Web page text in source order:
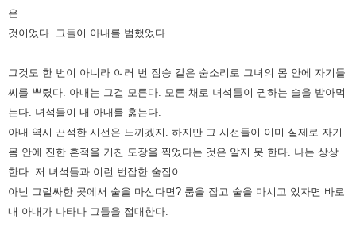
은
것이었다. 그들이 아내를 범했었다.
그것도 한 번이 아니라 여러 번 짐승 같은 숨소리로 그녀의 몸 안에 자기들
씨를 뿌렸다. 아내는 그걸 모른다. 모른 채로 녀석들이 권하는 술을 받아먹
는다. 녀석들이 내 아내를 훑는다.
아내 역시 끈적한 시선은 느끼겠지. 하지만 그 시선들이 이미 실제로 자기
몸 안에 진한 흔적을 거친 도장을 찍었다는 것은 알지 못 한다. 나는 상상
한다. 저 녀석들과 이런 번잡한 술집이
아닌 그럴싸한 곳에서 술을 마신다면? 룸을 잡고 술을 마시고 있자면 바로
내 아내가 나타나 그들을 접대한다.